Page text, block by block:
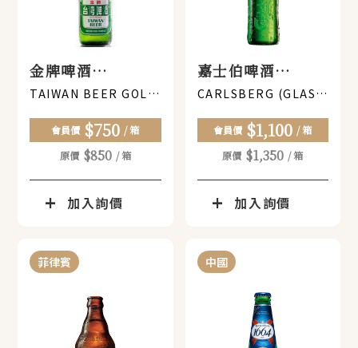
金牌啤酒
600ML(瓶裝) x
12瓶
TAIWAN BEER GOLD
BOTTLE) 600ML
會員價 $750 / 箱
原價 $850 / 箱
加入詢價
嘉士伯啤酒
330ML(瓶裝) x
24瓶
CARLSBERG (GLASS
會員價 $1,100 / 箱
原價 $1,350 / 箱
加入詢價
菲律賓 中國